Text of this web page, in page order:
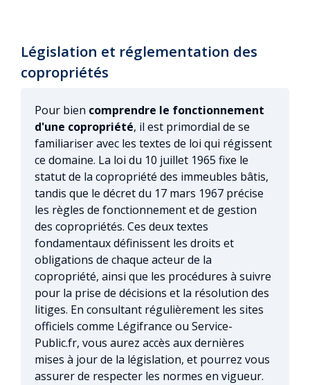
Législation et réglementation des
copropriétés
Pour bien comprendre le fonctionnement
d'une copropriété, il est primordial de se
familiariser avec les textes de loi qui régissent
ce domaine. La loi du 10 juillet 1965 fixe le
statut de la copropriété des immeubles bâtis,
tandis que le décret du 17 mars 1967 précise
les règles de fonctionnement et de gestion
des copropriétés. Ces deux textes
fondamentaux définissent les droits et
obligations de chaque acteur de la
copropriété, ainsi que les procédures à suivre
pour la prise de décisions et la résolution des
litiges. En consultant régulièrement les sites
officiels comme Légifrance ou Service-
Public.fr, vous aurez accès aux dernières
mises à jour de la législation, et pourrez vous
assurer de respecter les normes en vigueur.